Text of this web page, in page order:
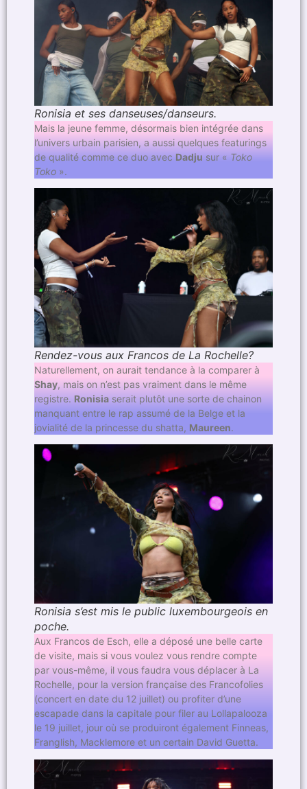
Ronisia et ses danseuses/danseurs.
Mais la jeune femme, désormais bien intégrée dans
l’univers urbain parisien, a aussi quelques featurings
de qualité comme ce duo avec Dadju sur « Toko
Toko ».
Rendez-vous aux Francos de La Rochelle?
Naturellement, on aurait tendance à la comparer à
Shay, mais on n’est pas vraiment dans le même
registre. Ronisia serait plutôt une sorte de chainon
manquant entre le rap assumé de la Belge et la
jovialité de la princesse du shatta, Maureen.
Ronisia s’est mis le public luxembourgeois en
poche.
Aux Francos de Esch, elle a déposé une belle carte
de visite, mais si vous voulez vous rendre compte
par vous-même, il vous faudra vous déplacer à La
Rochelle, pour la version française des Francofolies
(concert en date du 12 juillet) ou profiter d’une
escapade dans la capitale pour filer au Lollapalooza
le 19 juillet, jour où se produiront également Finneas,
Franglish, Macklemore et un certain David Guetta.